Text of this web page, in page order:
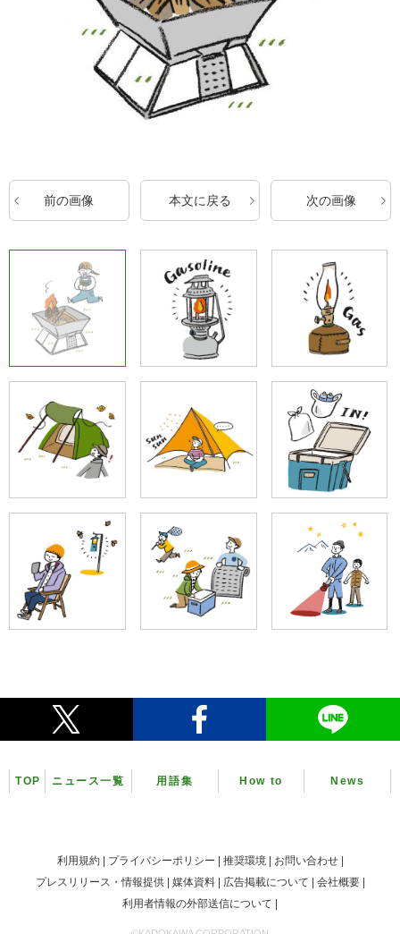
前の画像 本文に戻る 次の画像
TOP ニュース一覧 用語集 How to News
利用規約 プライバシーポリシー 推奨環境
お問い合わせ
プレスリリース・情報提供
媒体資料 広告掲載について
会社概要
利用者情報の外部送信について